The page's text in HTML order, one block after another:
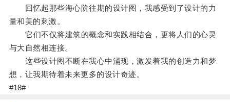
回忆起那些海心阶往期的设计图，我感受到了设计的力
量和美的刺激。
它们不仅将建筑的概念和实践相结合，更将人们的心灵
与大自然相连接。
这些设计图不断在我心中涌现，激发着我的创造力和梦
想，让我期待着未来更多的设计奇迹。
#18#